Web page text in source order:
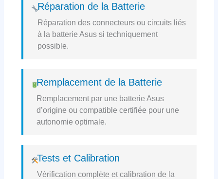
Réparation de la Batterie
Réparation des connecteurs ou circuits liés
à la batterie Asus si techniquement
possible.
Remplacement de la Batterie
Remplacement par une batterie Asus
d’origine ou compatible certifiée pour une
autonomie optimale.
Tests et Calibration
Vérification complète et calibration de la